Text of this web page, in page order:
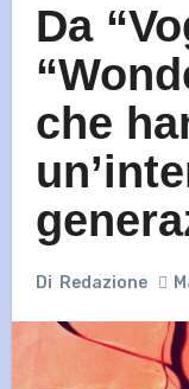
Da
che
Di Redazione